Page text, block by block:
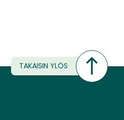
TAKAISIN YLÖS